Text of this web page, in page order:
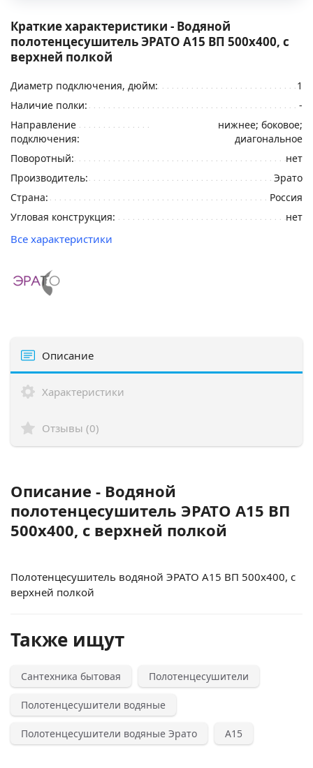
Краткие характеристики - Водяной
полотенцесушитель ЭРАТО А15 ВП 500x400, с
верхней полкой
Диаметр подключения, дюйм:
1
Наличие полки:
-
Направление
подключения:
нижнее; боковое;
диагональное
Поворотный:
нет
Производитель:
Эрато
Страна:
Россия
Угловая конструкция:
нет
Все характеристики
Описание
Характеристики
Отзывы (0)
Описание - Водяной
полотенцесушитель ЭРАТО А15 ВП
500x400, с верхней полкой
Полотенцесушитель водяной ЭРАТО А15 ВП 500x400, с
верхней полкой
Также ищут
Сантехника бытовая Полотенцесушители
Полотенцесушители водяные
Полотенцесушители водяные Эрато А15